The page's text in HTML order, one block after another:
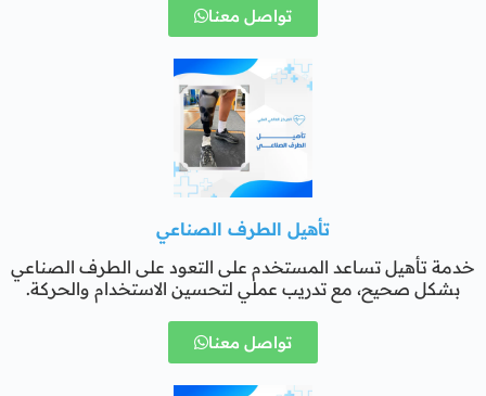
تواصل معنا
تأهيل الطرف الصناعي
خدمة تأهيل تساعد المستخدم على التعود على الطرف الصناعي
بشكل صحيح، مع تدريب عملي لتحسين الاستخدام والحركة.
تواصل معنا